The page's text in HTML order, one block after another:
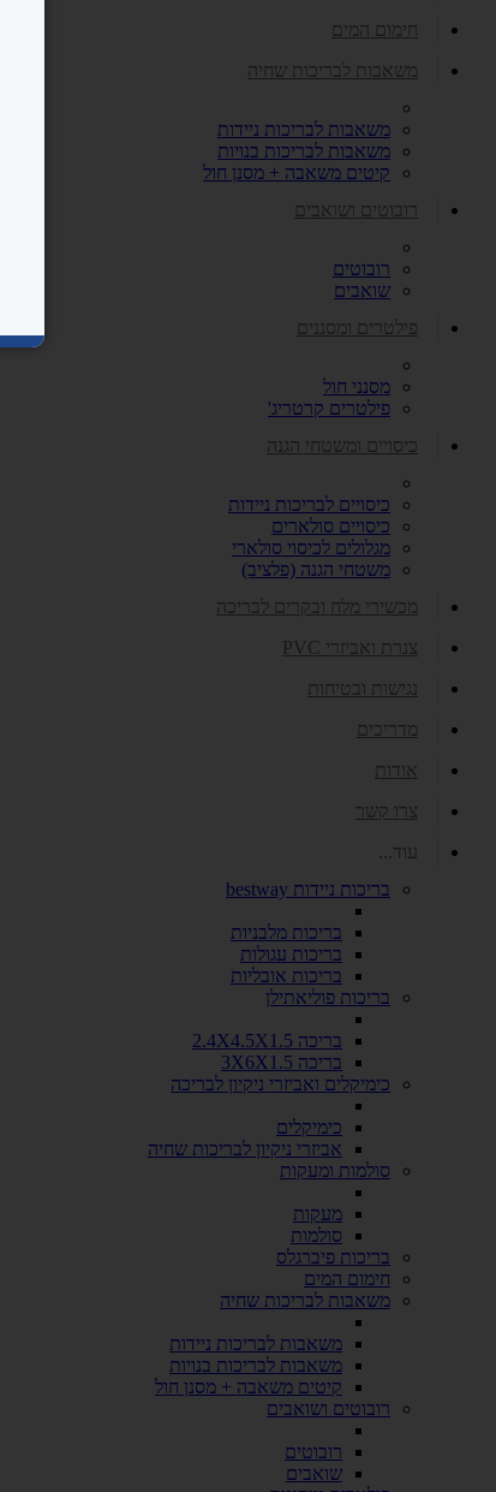
חימום המים
משאבות לבריכות שחיה
משאבות לבריכות ניידות
משאבות לבריכות בנויות
קיטים משאבה + מסנן חול
רובוטים ושואבים
רובוטים
שואבים
פילטרים ומסננים
מסנני חול
פילטרים קרטריג'
כיסויים ומשטחי הגנה
כיסויים לבריכות ניידות
כיסויים סולארים
מגלולים לכיסוי סולארי
משטחי הגנה (פלציב)
מכשירי מלח ובקרים לבריכה
צנרת ואביזרי PVC
נגישות ובטיחות
מדריכים
אודות
צרו קשר
עוד...
בריכות ניידות bestway
בריכות מלבניות
בריכות עגולות
בריכות אובליות
בריכות פוליאתילן
בריכה 2.4X4.5X1.5
בריכה 3X6X1.5
כימיקלים ואביזרי ניקיון לבריכה
כימיקלים
אביזרי ניקיון לבריכות שחיה
סולמות ומעקות
מעקות
סולמות
בריכות פיברגלס
חימום המים
משאבות לבריכות שחיה
משאבות לבריכות ניידות
משאבות לבריכות בנויות
קיטים משאבה + מסנן חול
רובוטים ושואבים
רובוטים
שואבים